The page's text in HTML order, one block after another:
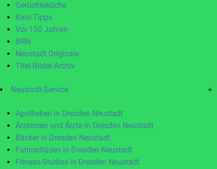
Gerüchteküche
Kino-Tipps
Vor 100 Jahren
BRN
Neustadt Originale
Titel-Bilder-Archiv
Neustadt-Service +
Apotheken in Dresden Neustadt
Ärztinnen und Ärzte in Dresden Neustadt
Bäcker in Dresden Neustadt
Fahrradläden in Dresden Neustadt
Fitness-Studios in Dresden Neustadt